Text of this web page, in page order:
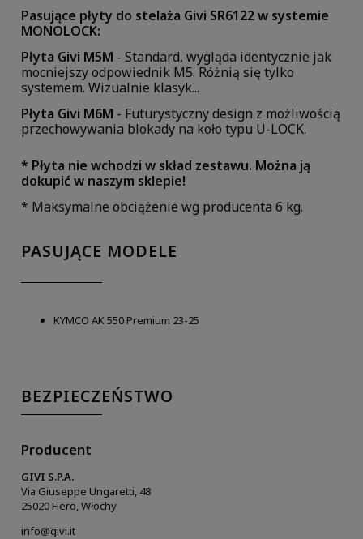
Pasujące płyty do stelaża Givi SR6122 w systemie
MONOLOCK:
Płyta Givi M5M - Standard, wygląda identycznie jak
mocniejszy odpowiednik M5. Różnią się tylko
systemem. Wizualnie klasyk...
Płyta Givi M6M - Futurystyczny design z możliwością
przechowywania blokady na koło typu U-LOCK.
* Płyta nie wchodzi w skład zestawu. Można ją
dokupić w naszym sklepie!
* Maksymalne obciążenie wg producenta 6 kg.
PASUJĄCE MODELE
KYMCO AK 550 Premium 23-25
BEZPIECZEŃSTWO
Producent
GIVI S.P.A.
Via Giuseppe Ungaretti, 48
25020 Flero, Włochy
info@givi.it